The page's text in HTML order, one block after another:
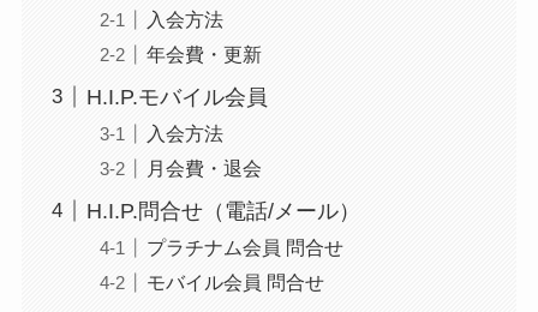
入会方法
年会費・更新
H.I.P.モバイル会員
入会方法
月会費・退会
H.I.P.問合せ（電話/メール）
プラチナム会員 問合せ
モバイル会員 問合せ